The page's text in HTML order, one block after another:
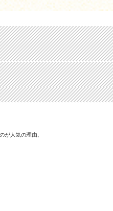
が人気の理由。